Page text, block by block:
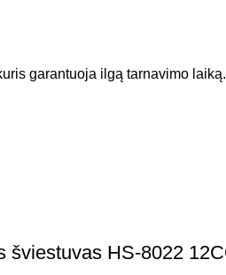
garantuoja ilgą tarnavimo
šviestuvas HS-8022